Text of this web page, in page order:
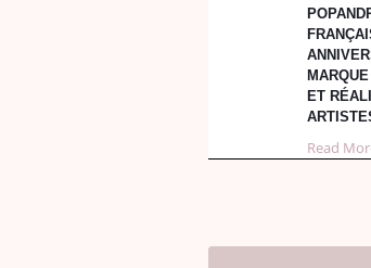
ET
Read